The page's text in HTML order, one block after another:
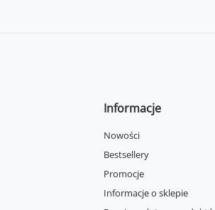
Informacje
Nowości
Bestsellery
Promocje
Informacje o sklepie